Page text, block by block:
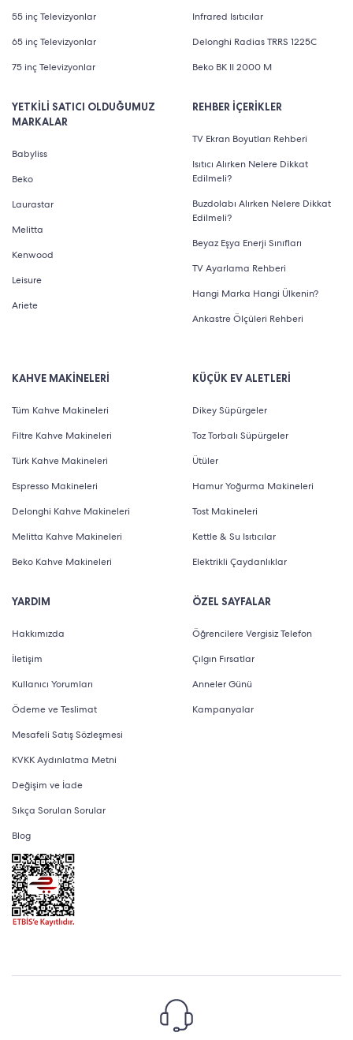
55 inç Televizyonlar
65 inç Televizyonlar
75 inç Televizyonlar
YETKİLİ SATICI OLDUĞUMUZ
MARKALAR
Babyliss
Beko
Laurastar
Melitta
Kenwood
Leisure
Ariete
Infrared Isıtıcılar
Delonghi Radias TRRS 1225C
Beko BK II 2000 M
REHBER İÇERİKLER
TV Ekran Boyutları Rehberi
Isıtıcı Alırken Nelere Dikkat
Edilmeli?
Buzdolabı Alırken Nelere Dikkat
Edilmeli?
Beyaz Eşya Enerji Sınıfları
TV Ayarlama Rehberi
Hangi Marka Hangi Ülkenin?
Ankastre Ölçüleri Rehberi
KAHVE MAKİNELERİ
Tüm Kahve Makineleri
Filtre Kahve Makineleri
Türk Kahve Makineleri
Espresso Makineleri
Delonghi Kahve Makineleri
Melitta Kahve Makineleri
Beko Kahve Makineleri
YARDIM
Hakkımızda
İletişim
Kullanıcı Yorumları
Ödeme ve Teslimat
Mesafeli Satış Sözleşmesi
KVKK Aydınlatma Metni
Değişim ve İade
Sıkça Sorulan Sorular
Blog
KÜÇÜK EV ALETLERİ
Dikey Süpürgeler
Toz Torbalı Süpürgeler
Ütüler
Hamur Yoğurma Makineleri
Tost Makineleri
Kettle & Su Isıtıcılar
Elektrikli Çaydanlıklar
ÖZEL SAYFALAR
Öğrencilere Vergisiz Telefon
Çılgın Fırsatlar
Anneler Günü
Kampanyalar